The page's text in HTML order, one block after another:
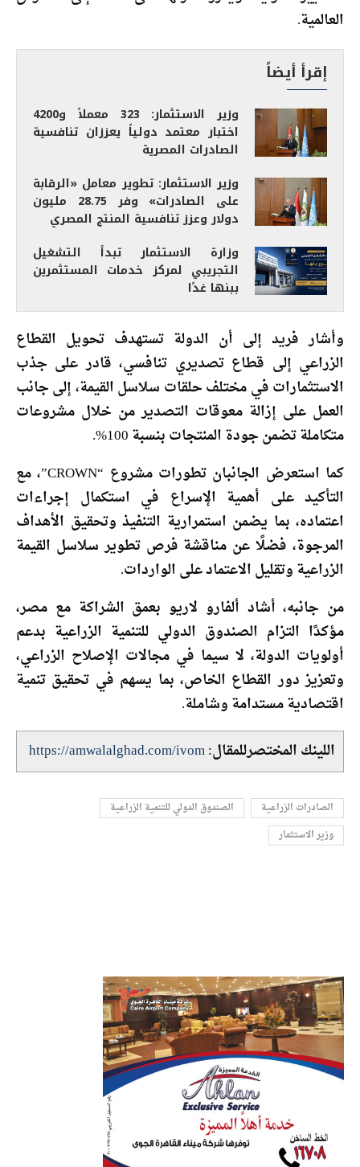
العالمية.
إقرأ أيضاً
وزير الاستثمار: 323 معملاً و4200
اختبار معتمد دولياً يعززان تنافسية
الصادرات المصرية
وزير الاستثمار: تطوير معامل «الرقابة
على الصادرات» وفر 28.75 مليون
دولار وعزز تنافسية المنتج المصري
وزارة الاستثمار تبدأ التشغيل
التجريبي لمركز خدمات المستثمرين
ببنها غدًا
وأشار فريد إلى أن الدولة تستهدف تحويل القطاع
الزراعي إلى قطاع تصديري تنافسي، قادر على جذب
الاستثمارات في مختلف حلقات سلاسل القيمة، إلى جانب
العمل على إزالة معوقات التصدير من خلال مشروعات
متكاملة تضمن جودة المنتجات بنسبة 100%.
كما استعرض الجانبان تطورات مشروع “CROWN”، مع
التأكيد على أهمية الإسراع في استكمال إجراءات
اعتماده، بما يضمن استمرارية التنفيذ وتحقيق الأهداف
المرجوة، فضلًا عن مناقشة فرص تطوير سلاسل القيمة
الزراعية وتقليل الاعتماد على الواردات.
من جانبه، أشاد ألفارو لاريو بعمق الشراكة مع مصر،
مؤكدًا التزام الصندوق الدولي للتنمية الزراعية بدعم
أولويات الدولة، لا سيما في مجالات الإصلاح الزراعي،
وتعزيز دور القطاع الخاص، بما يسهم في تحقيق تنمية
اقتصادية مستدامة وشاملة.
اللينك المختصرللمقال:https://amwalalghad.com/ivom
الصادرات الزراعية
الصندوق الدولي للتنمية الزراعية
وزير الاستثمار